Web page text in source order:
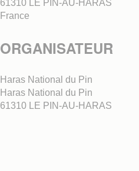
61310
LE PIN-AU-HARAS
France
ORGANISATEUR
Haras National du Pin
Haras National du Pin
61310 LE PIN-AU-HARAS